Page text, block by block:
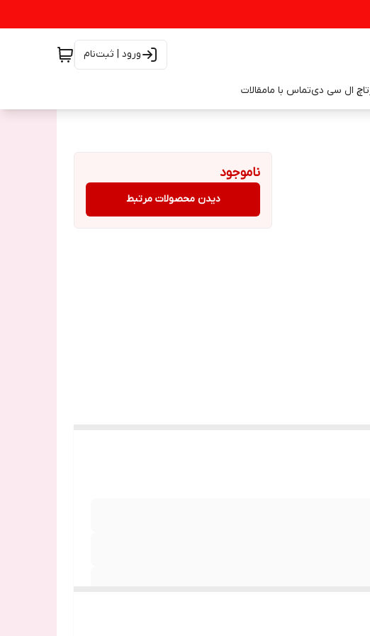
ورود | ثبت‌نام
تاچ ال سی دیتماس با مامقالات
ناموجود
دیدن محصولات مرتبط